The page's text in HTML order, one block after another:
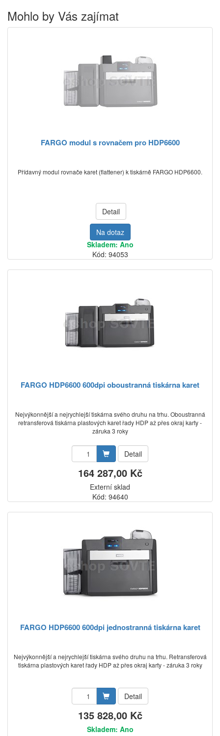
Mohlo by Vás zajímat
FARGO modul s rovnačem pro HDP6600
Přídavný modul rovnače karet (flattener) k tiskárně FARGO HDP6600.
Detail
Na dotaz
Skladem: Ano
Kód: 94053
FARGO HDP6600 600dpi oboustranná tiskárna karet
Nejvýkonnější a nejrychlejší tiskárna svého druhu na trhu. Oboustranná
retransferová tiskárna plastových karet řady HDP až přes okraj karty -
záruka 3 roky
Detail
164 287,00 Kč
Externí sklad
Kód: 94640
FARGO HDP6600 600dpi jednostranná tiskárna karet
Nejvýkonnější a nejrychlejší tiskárna svého druhu na trhu. Retransferová
tiskárna plastových karet řady HDP až přes okraj karty - záruka 3 roky
Detail
135 828,00 Kč
Skladem: Ano